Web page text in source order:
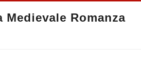
Medievale Romanza